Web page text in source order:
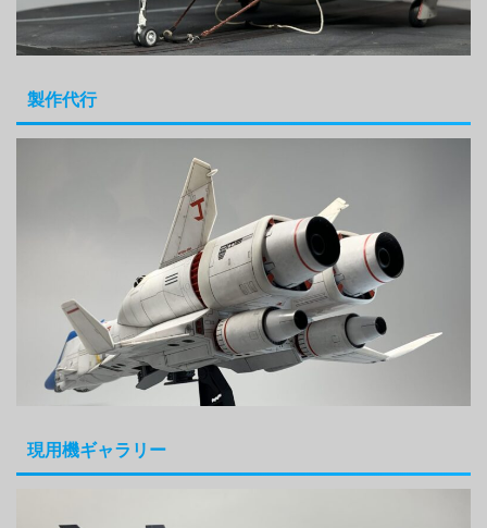
製作代行
現用機ギャラリー